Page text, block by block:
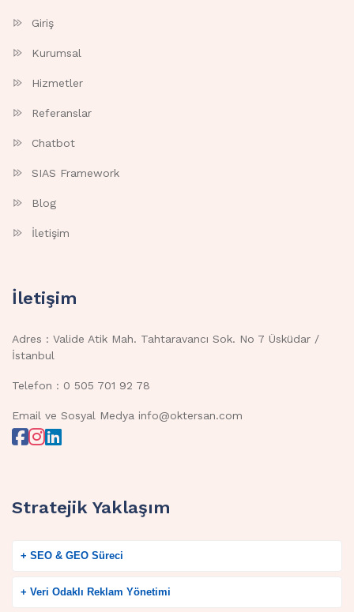
Giriş
Kurumsal
Hizmetler
Referanslar
Chatbot
SIAS Framework
Blog
İletişim
İletişim
Adres : Valide Atik Mah. Tahtaravancı Sok. No 7 Üsküdar /
İstanbul
Telefon : 0 505 701 92 78
Email ve Sosyal Medya info@oktersan.com
Stratejik Yaklaşım
+ SEO & GEO Süreci
+ Veri Odaklı Reklam Yönetimi